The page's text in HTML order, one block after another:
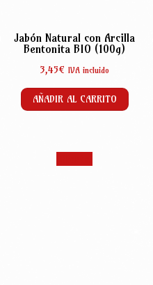
Jabón Natural con Arcilla
Bentonita BIO (100g)
3,45€ IVA incluido
AÑADIR AL CARRITO